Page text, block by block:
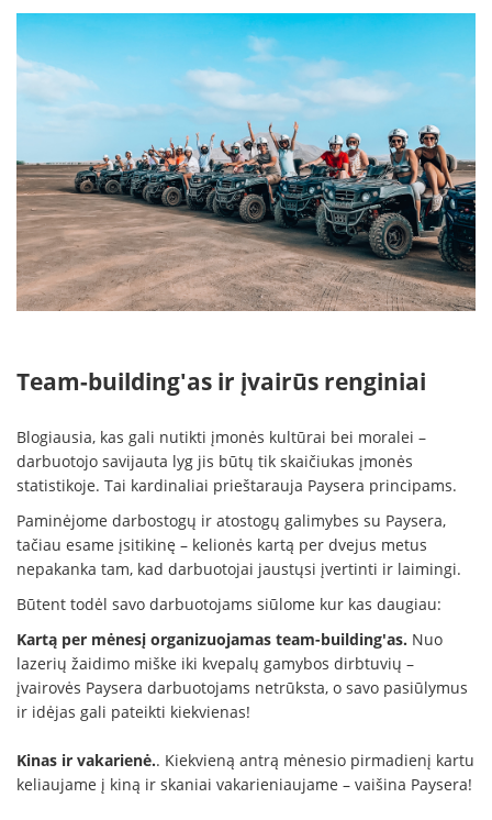
Team-building'as ir įvairūs renginiai
Blogiausia, kas gali nutikti įmonės kultūrai bei moralei –
darbuotojo savijauta lyg jis būtų tik skaičiukas įmonės
statistikoje. Tai kardinaliai prieštarauja Paysera principams.
Paminėjome darbostogų ir atostogų galimybes su Paysera,
tačiau esame įsitikinę – kelionės kartą per dvejus metus
nepakanka tam, kad darbuotojai jaustųsi įvertinti ir laimingi.
Būtent todėl savo darbuotojams siūlome kur kas daugiau:
Kartą per mėnesį organizuojamas team-building'as. Nuo
lazerių žaidimo miške iki kvepalų gamybos dirbtuvių –
įvairovės Paysera darbuotojams netrūksta, o savo pasiūlymus
ir idėjas gali pateikti kiekvienas!
Kinas ir vakarienė.. Kiekvieną antrą mėnesio pirmadienį kartu
keliaujame į kiną ir skaniai vakarieniaujame – vaišina Paysera!